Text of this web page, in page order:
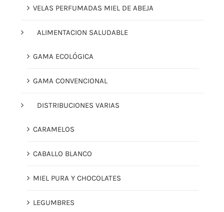
VELAS PERFUMADAS MIEL DE ABEJA
ALIMENTACION SALUDABLE
GAMA ECOLÓGICA
GAMA CONVENCIONAL
DISTRIBUCIONES VARIAS
CARAMELOS
CABALLO BLANCO
MIEL PURA Y CHOCOLATES
LEGUMBRES